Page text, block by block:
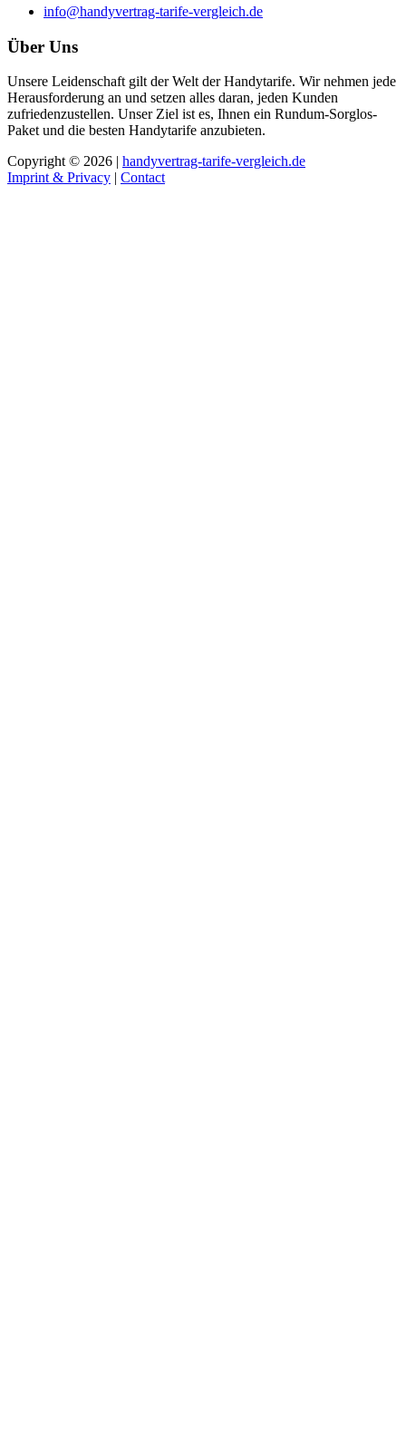
info@handyvertrag-tarife-vergleich.de
Über Uns
Unsere Leidenschaft gilt der Welt der Handytarife. Wir nehmen jede
Herausforderung an und setzen alles daran, jeden Kunden
zufriedenzustellen. Unser Ziel ist es, Ihnen ein Rundum-Sorglos-
Paket und die besten Handytarife anzubieten.
Copyright © 2026 | handyvertrag-tarife-vergleich.de
Imprint & Privacy | Contact